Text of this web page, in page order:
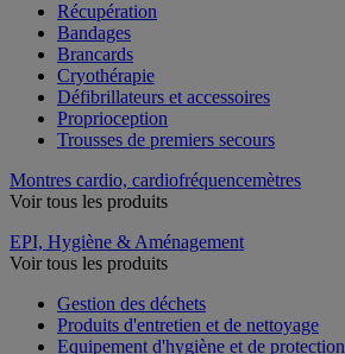
Récupération
Bandages
Brancards
Cryothérapie
Défibrillateurs et accessoires
Proprioception
Trousses de premiers secours
Montres cardio, cardiofréquencemètres
Voir tous les produits
EPI, Hygiène & Aménagement
Voir tous les produits
Gestion des déchets
Produits d'entretien et de nettoyage
Equipement d'hygiène et de protection